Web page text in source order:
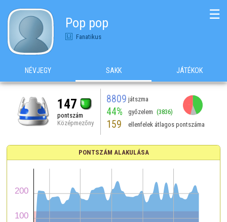
Pop pop
Fanatikus
☰
NÉVJEGY SAKK JÁTÉKOK
147
pontszám
Középmezőny
8809 játszma
44% győzelem (3836)
159 ellenfelek átlagos pontszáma
PONTSZÁM ALAKULÁSA